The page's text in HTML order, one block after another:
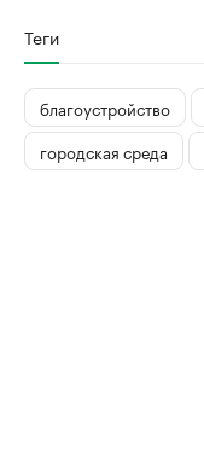
Теги
благоустройство
городская среда